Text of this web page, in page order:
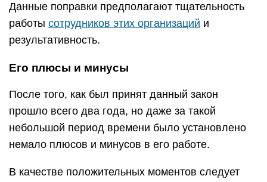
Данные поправки предполагают тщательность
работы сотрудников этих организаций и
результативность.
Его плюсы и минусы
После того, как был принят данный закон
прошло всего два года, но даже за такой
небольшой период времени было установлено
немало плюсов и минусов в его работе.
В качестве положительных моментов следует